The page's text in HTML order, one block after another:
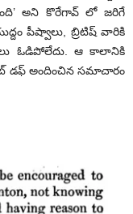
అని కొరేగావ్ లో జరిగే
పీష్వాలు, బ్రిటిష్ వారికి
ఓడిపోలేదు. ఆ కాలానికి
డఫ్ అందించిన సమాచారం